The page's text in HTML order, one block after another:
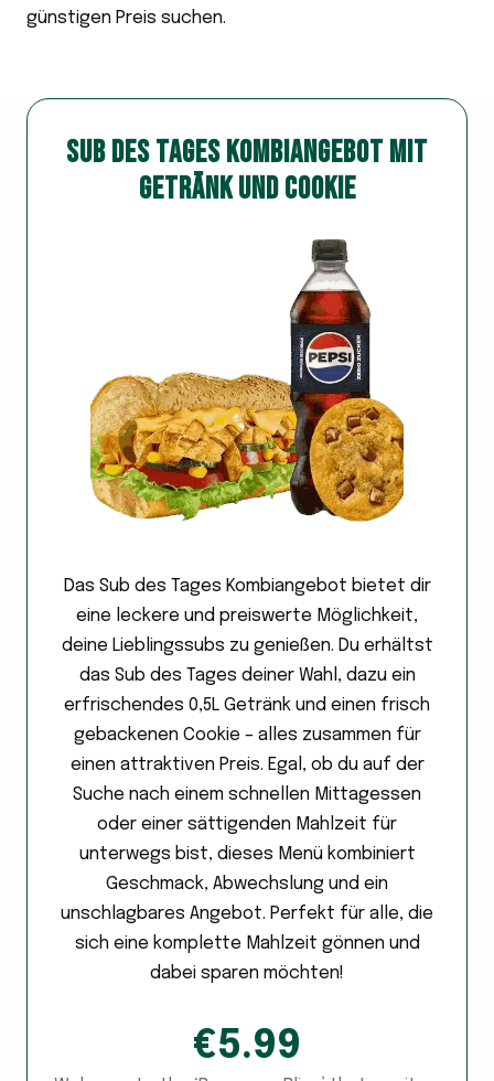
günstigen Preis suchen.
SUB DES TAGES KOMBIANGEBOT MIT
GETRÄNK UND COOKIE
Das Sub des Tages Kombiangebot bietet dir
eine leckere und preiswerte Möglichkeit,
deine Lieblingssubs zu genießen. Du erhältst
das Sub des Tages deiner Wahl, dazu ein
erfrischendes 0,5L Getränk und einen frisch
gebackenen Cookie – alles zusammen für
einen attraktiven Preis. Egal, ob du auf der
Suche nach einem schnellen Mittagessen
oder einer sättigenden Mahlzeit für
unterwegs bist, dieses Menü kombiniert
Geschmack, Abwechslung und ein
unschlagbares Angebot. Perfekt für alle, die
sich eine komplette Mahlzeit gönnen und
dabei sparen möchten!
€5.99